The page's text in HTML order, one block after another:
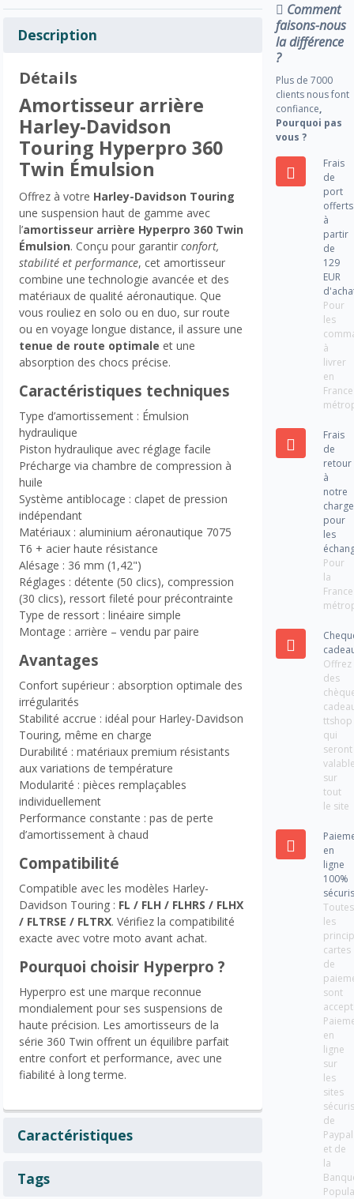
Description
Détails
Amortisseur arrière
Harley-Davidson
Touring Hyperpro 360
Twin Émulsion
Offrez à votre Harley-Davidson Touring
une suspension haut de gamme avec
l’amortisseur arrière Hyperpro 360 Twin
Émulsion. Conçu pour garantirconfort,
stabilité et performance, cet amortisseur
combine une technologie avancée et des
matériaux de qualité aéronautique. Que
vous rouliez en solo ou en duo, sur route
ou en voyage longue distance, il assure une
tenue de route optimale et une
absorption des chocs précise.
Caractéristiques techniques
Type d’amortissement : Émulsion
hydraulique
Piston hydraulique avec réglage facile
Précharge via chambre de compression à
huile
Système antiblocage : clapet de pression
indépendant
Matériaux : aluminium aéronautique 7075
T6 + acier haute résistance
Alésage : 36 mm (1,42")
Réglages : détente (50 clics), compression
(30 clics), ressort fileté pour précontrainte
Type de ressort : linéaire simple
Montage : arrière – vendu par paire
Avantages
Confort supérieur : absorption optimale des
irrégularités
Stabilité accrue : idéal pour Harley-Davidson
Touring, même en charge
Durabilité : matériaux premium résistants
aux variations de température
Modularité : pièces remplaçables
individuellement
Performance constante : pas de perte
d’amortissement à chaud
Compatibilité
Compatible avec les modèles Harley-
Davidson Touring : FL / FLH / FLHRS / FLHX
/ FLTRSE / FLTRX. Vérifiez la compatibilité
exacte avec votre moto avant achat.
Pourquoi choisir Hyperpro ?
Hyperpro est une marque reconnue
mondialement pour ses suspensions de
haute précision. Les amortisseurs de la
série 360 Twin offrent un équilibre parfait
entre confort et performance, avec une
fiabilité à long terme.
Caractéristiques
Tags
Comment
faisons-nous
la différence
?
Plus de 7000
clients nous font
confiance,
Pourquoi pas
vous ?
Frais
de
port
offerts
à
partir
de
129
EUR
Pour
les
à
livrer
en
France
Frais
de
retour
à
notre
charge
pour
les
Pour
la
France
Offrez
des
ttshop
qui
seront
sur
tout
le site
en
ligne
100%
Toutes
les
cartes
de
sont
en
ligne
sur
les
sites
de
Paypal
et de
la